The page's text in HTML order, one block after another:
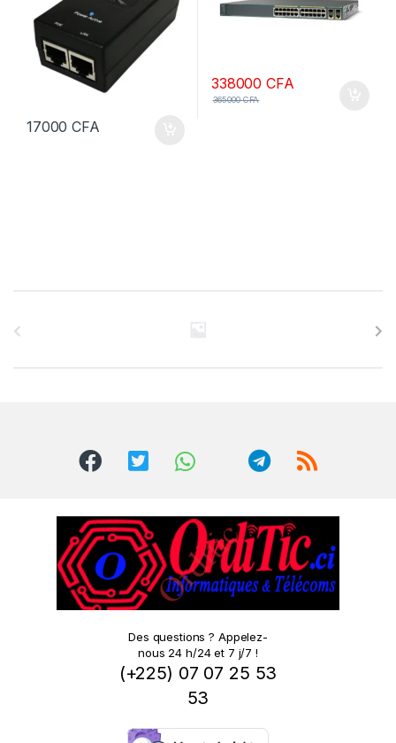
17000CFA
338000CFA
365000CFA
Des questions ? Appelez-
nous 24 h/24 et 7 j/7 !
(+225) 07 07 25 53
53